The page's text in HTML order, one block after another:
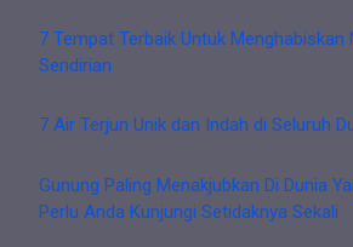
7 Tempat Terbaik Untuk Menghabiskan
Sendirian
7 Air Terjun Unik dan Indah di Seluruh
Gunung Paling Menakjubkan Di Dunia
Perlu Anda Kunjungi Setidaknya Sekali